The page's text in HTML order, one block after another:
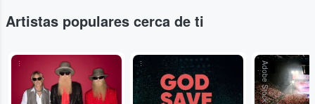
Artistas populares cerca de ti
... ... Adobe Stock